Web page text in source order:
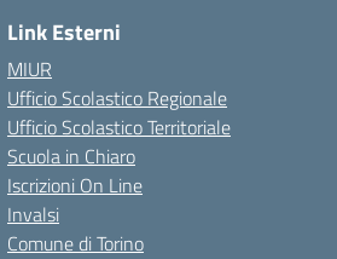
Link Esterni
MIUR
Ufficio Scolastico Regionale
Ufficio Scolastico Territoriale
Scuola in Chiaro
Iscrizioni On Line
Invalsi
Comune di Torino